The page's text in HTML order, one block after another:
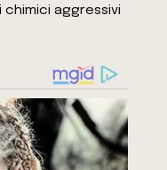
aggressivi